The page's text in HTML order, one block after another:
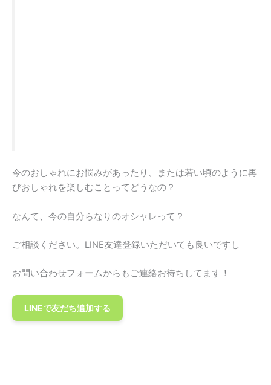
今のおしゃれにお悩みがあったり、または若い頃のように再
びおしゃれを楽しむことってどうなの？
なんて、今の自分らなりのオシャレって？
ご相談ください。LINE友達登録いただいても良いですし
お問い合わせフォームからもご連絡お待ちしてます！
LINEで友だち追加する